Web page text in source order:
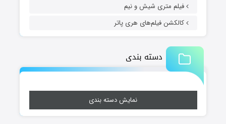
فیلم متری شیش و نیم
کالکشن فیلم‌های هری پاتر
دسته بندی
نمایش دسته بندی